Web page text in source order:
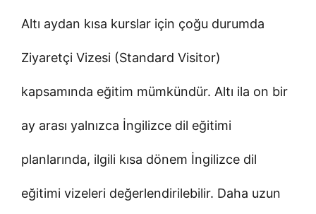
Altı aydan kısa kurslar için çoğu durumda
Ziyaretçi Vizesi (Standard Visitor)
kapsamında eğitim mümkündür. Altı ila on bir
ay arası yalnızca İngilizce dil eğitimi
planlarında, ilgili kısa dönem İngilizce dil
eğitimi vizeleri değerlendirilebilir. Daha uzun